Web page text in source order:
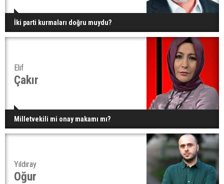
İki parti kurmaları doğru muydu?
Elif
Çakır
Milletvekili mi onay makamı mı?
Yıldıray
Oğur